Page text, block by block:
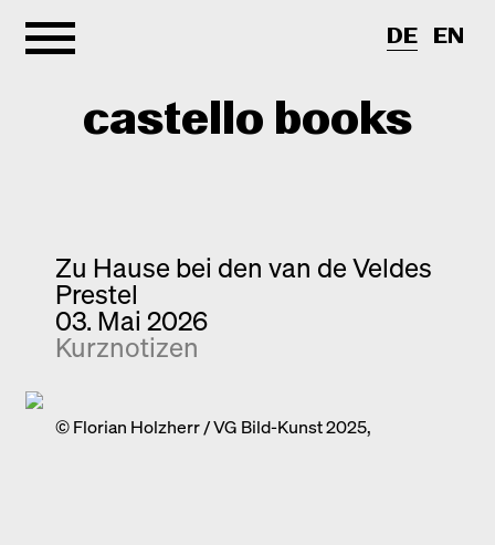
castello books
Kategorien
Interview
Kurznotizen
Monografien
Info
Newsletter
Kontakt
DE EN
Zu Hause bei den van de Veldes
Prestel
03. Mai 2026
Kurznotizen
© Florian Holzherr / VG Bild-Kunst 2025,